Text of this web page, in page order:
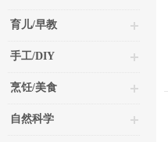
育儿/早教
手工/DIY
烹饪/美食
自然科学